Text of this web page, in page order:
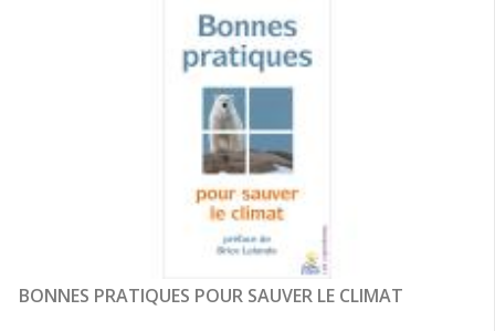
BONNES PRATIQUES POUR SAUVER LE CLIMAT